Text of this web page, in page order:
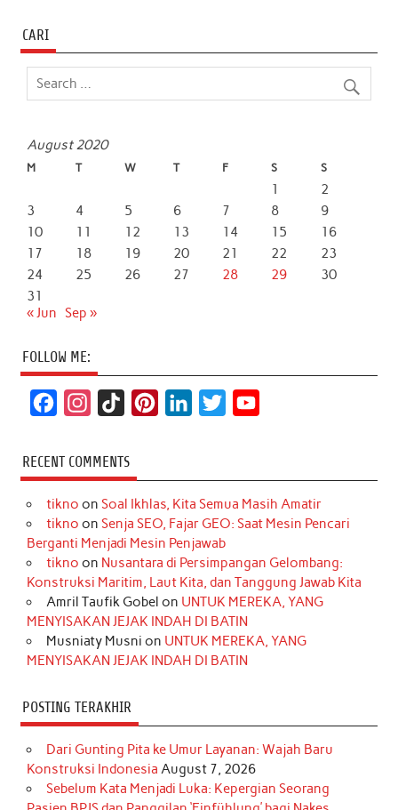
CARI
August 2020
M T W T F S S
1
2
3
4 5 6 7 8
9
10
11 12 13 14 15
16
17
18 19 20 21 22
23
24
25 26 27 28 29
30
31
« Jun Sep »
FOLLOW ME:
c
e
b
o
k
s
t
a
r
a
m
k
T
o
k
t
e
r
e
s
t
k
e
d
I
n
t
t
r
T
u
e
RECENT COMMENTS
tikno on Soal Ikhlas, Kita Semua Masih Amatir
tikno on Senja SEO, Fajar GEO: Saat Mesin Pencari
Berganti Menjadi Mesin Penjawab
tikno on Nusantara di Persimpangan Gelombang:
Konstruksi Maritim, Laut Kita, dan Tanggung Jawab Kita
Amril Taufik Gobel on UNTUK MEREKA, YANG
MENYISAKAN JEJAK INDAH DI BATIN
Musniaty Musni on UNTUK MEREKA, YANG
MENYISAKAN JEJAK INDAH DI BATIN
POSTING TERAKHIR
Dari Gunting Pita ke Umur Layanan: Wajah Baru
Konstruksi Indonesia August 7, 2026
Sebelum Kata Menjadi Luka: Kepergian Seorang